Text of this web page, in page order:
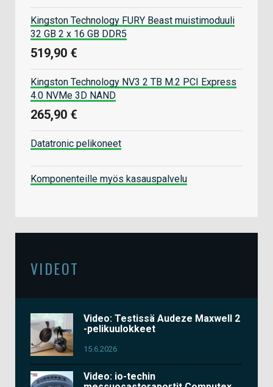
Kingston Technology FURY Beast muistimoduuli
32 GB 2 x 16 GB DDR5
519,90 €
Kingston Technology NV3 2 TB M.2 PCI Express
4.0 NVMe 3D NAND
265,90 €
Datatronic pelikoneet
Komponenteille myös kasauspalvelu
VIDEOT
Video: Testissä Audeze Maxwell 2
-pelikuulokkeet
15.6.2026
Video: io-techin